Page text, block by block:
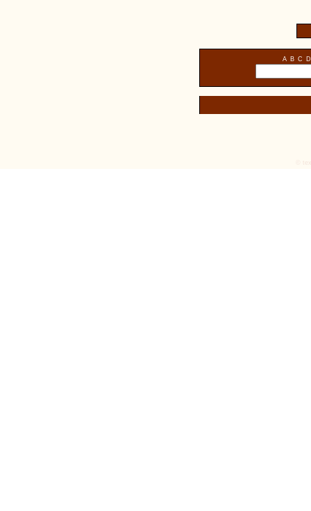
A B C D